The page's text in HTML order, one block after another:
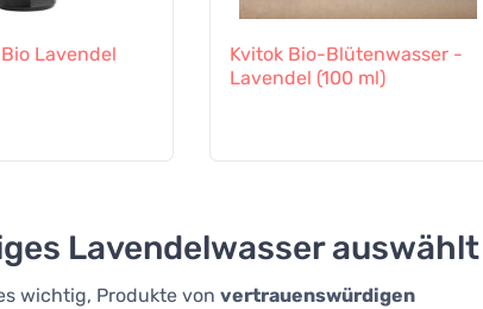
Lavendel
Kvitok Bio-Blütenwasser -
Lavendel (100 ml)
Lavendelwasser auswählt
wichtig, Produkte von vertrauenswürdigen